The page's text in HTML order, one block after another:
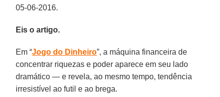
05-06-2016.
Eis o artigo.
Em “Jogo do Dinheiro”, a máquina financeira de
concentrar riquezas e poder aparece em seu lado
dramático — e revela, ao mesmo tempo, tendência
irresistível ao futil e ao brega.